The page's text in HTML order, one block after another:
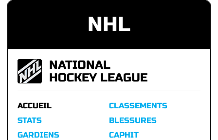
NHL
NATIONAL
HOCKEY LEAGUE
ACCUEIL
STATS
GARDIENS
CLASSEMENTS
BLESSURES
CAPHIT